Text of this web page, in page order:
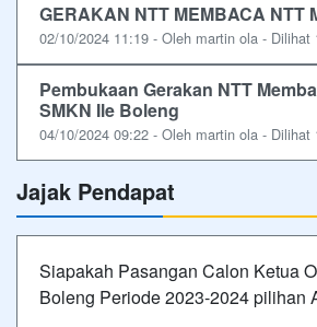
GERAKAN NTT MEMBACA NTT
02/10/2024 11:19 - Oleh martin ola - Dilihat
Pembukaan Gerakan NTT
SMKN Ile Boleng
04/10/2024 09:22 - Oleh martin ola - Dilihat
Jajak Pendapat
Siapakah Pasangan Calon Ketua
Boleng Periode 2023-2024 pilihan